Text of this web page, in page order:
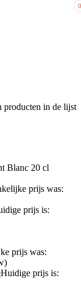
0
producten in de lijst
Blanc 20 cl
prijs was:
prijs is:
prijs was:
Huidige prijs is: